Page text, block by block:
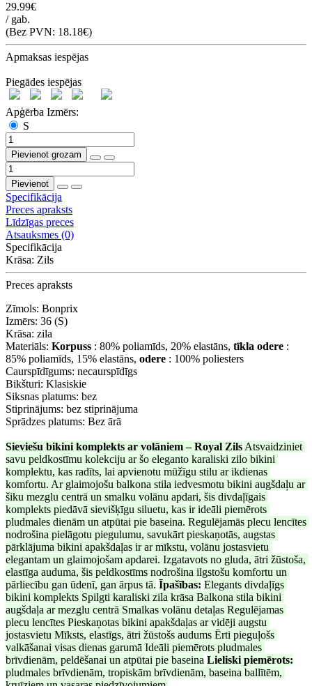
29.99€
/ gab.
(Bez PVN: 18.18€)
Apmaksas iespējas
Piegādes iespējas
Apģērba Izmērs:
S
Pievienot grozam
Pievienot
Specifikācija
Preces apraksts
Līdzīgas preces
Atsauksmes (0)
Specifikācija
Krāsa: Zils
Preces apraksts
Zīmols: Bonprix
Izmērs: 36 (S)
Krāsa: zila
Materiāls: Korpuss : 80% poliamīds, 20% elastāns, tīkla odere :
85% poliamīds, 15% elastāns, odere : 100% poliesters
Caurspīdīgums: necaurspīdīgs
Bikšturi: Klasiskie
Siksnas platums: bez
Stiprinājums: bez stiprinājuma
Sprādzes platums: Bez ārā
Sieviešu bikini komplekts ar volāniem – Royal Zils Atsvaidziniet
savu peldkostīmu kolekciju ar šo eleganto karaliski zilo bikini
komplektu, kas radīts, lai apvienotu mūžīgu stilu ar ikdienas
komfortu. Ar glaimojošu balkona stila iedvesmotu bikini augšdaļu ar
šiku mezglu centrā un smalku volānu apdari, šis divdaļīgais
komplekts piedāvā sievišķīgu siluetu, kas ir ideāli piemērots
pludmales dienām un atpūtai pie baseina. Regulējamās plecu lencītes
nodrošina pielāgotu piegulumu, savukārt pieskaņotās, augstas
pārklājuma bikini apakšdaļas ir ar mīkstu, volānu jostasvietu
elegantam un glaimojošam apdarei. Izgatavots no gluda, ātri žūstoša,
elastīga auduma, šis peldkostīms nodrošina ilgstošu komfortu un
pārliecību gan ūdenī, gan ārpus tā. Īpašības: Elegants divdaļīgs
bikini komplekts Spilgti karaliski zila krāsa Balkona stila bikini
augšdaļa ar mezglu centrā Smalkas volānu detaļas Regulējamas
plecu lencītes Pieskaņotas bikini apakšdaļas ar vidēji augstu
jostasvietu Mīksts, elastīgs, ātri žūstošs audums Ērti pieguļošs
valkāšanai visas dienas garumā Ideāli piemērots pludmales
brīvdienām, peldēšanai un atpūtai pie baseina Lieliski piemērots:
pludmales brīvdienām, tropiskām brīvdienām, baseina ballītēm,